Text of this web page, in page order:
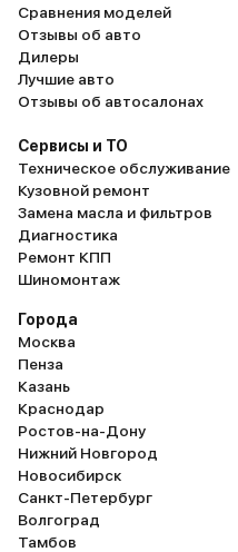
Сравнения моделей
Отзывы об авто
Дилеры
Лучшие авто
Отзывы об автосалонах
Сервисы и ТО
Техническое обслуживание
Кузовной ремонт
Замена масла и фильтров
Диагностика
Ремонт КПП
Шиномонтаж
Города
Москва
Пенза
Казань
Краснодар
Ростов-на-Дону
Нижний Новгород
Новосибирск
Санкт-Петербург
Волгоград
Тамбов